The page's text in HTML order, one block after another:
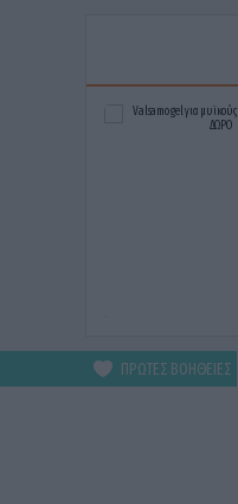
ΠΡΩΤΕΣ ΒΟΗΘΕΙΕΣ